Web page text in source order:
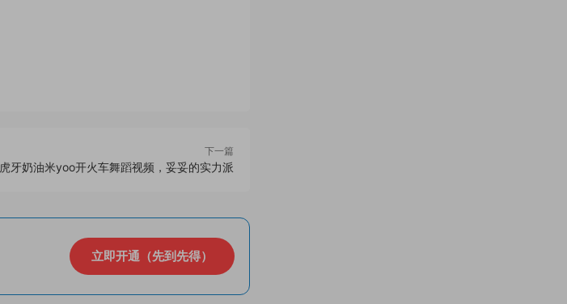
下一篇
虎牙奶油米yoo开火车舞蹈视频，妥妥的实力派
立即开通（先到先得）